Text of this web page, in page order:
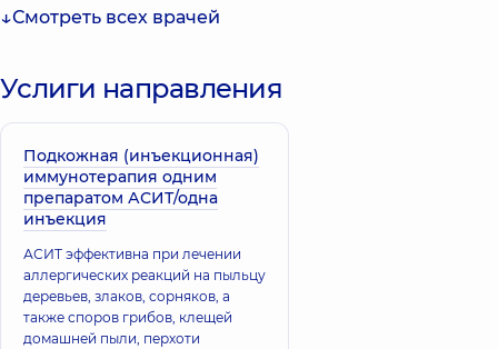
Ирина
Валериевна
детский; Трихолог,
27 лет опыта
Прилипко Анна
Валерьевна
Дерматовенеролог;
Дерматовенеролог
Дерматолог-
хирург;
Косметолог;
Трихолог, 8 лет
опыта
Смотреть всех врачей
Услиги направления
Подкожная (инъекционная)
иммунотерапия одним
препаратом АСИТ/одна
инъекция
АСИТ эффективна при лечении
аллергических реакций на пыльцу
деревьев, злаков, сорняков, а
также споров грибов, клещей
домашней пыли, перхоти